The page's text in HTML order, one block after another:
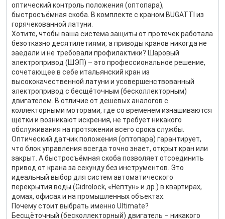
оптический контроль положения (оптопара),
быстросъёмная скоба. В комплекте с краном BUGATTI из
горячекованной латуни.
Хотите, чтобы ваша система защиты от протечек работала
безотказно десятилетиями, а приводы кранов никогда не
заедали и не требовали профилактики? Шаровый
электропривод (ШЭП) – это профессиональное решение,
сочетающее в себе итальянский кран из
высококачественной латуни и усовершенствованный
электропривод с бесщёточным (бесколлекторным)
двигателем. В отличие от дешёвых аналогов с
коллекторными моторами, где со временем изнашиваются
щётки и возникают искрения, не требует никакого
обслуживания на протяжении всего срока службы.
Оптический датчик положения (оптопара) гарантирует,
что блок управления всегда точно знает, открыт кран или
закрыт. А быстросъёмная скоба позволяет отсоединить
привод от крана за секунду без инструментов. Это
идеальный выбор для систем автоматического
перекрытия воды (Gidrolock, «Нептун» и др.) в квартирах,
домах, офисах и на промышленных объектах.
Почему стоит выбрать именно Ultimate?
Бесщёточный (бесколлекторный) двигатель – никакого